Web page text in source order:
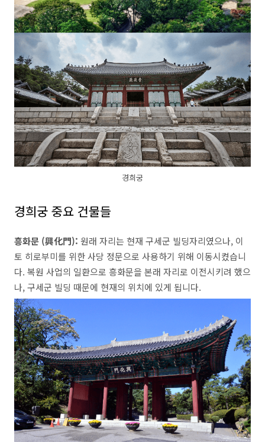
경희궁
경희궁 중요 건물들
흥화문 (興化門): 원래 자리는 현재 구세군 빌딩자리였으나, 이
토 히로부미를 위한 사당 정문으로 사용하기 위해 이동시켰습니
다. 복원 사업의 일환으로 흥화문을 본래 자리로 이전시키려 했으
나, 구세군 빌딩 때문에 현재의 위치에 있게 됩니다.